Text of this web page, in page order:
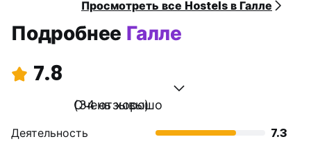
Просмотреть все Hostels в Галле
Подробнее Галле
7.8
Очень хорошо
(34 отзывы)
Деятельность
7.3